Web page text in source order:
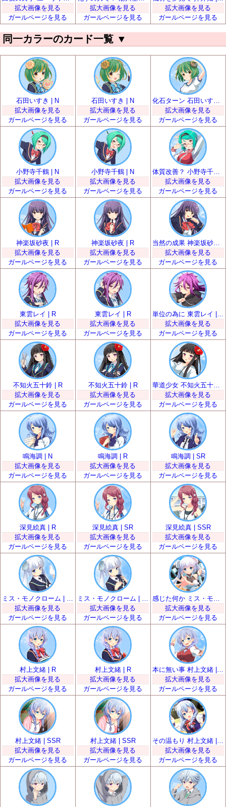
拡大画像を見る
ガールページを見る
拡大画像を見る
ガールページを見る
拡大画像を見る
ガールページを見る
同一カラーのカード一覧 ▼
石田いすき | N
拡大画像を見る
ガールページを見る
石田いすき | N
拡大画像を見る
ガールページを見る
拡大画像を見る
ガールページを見る
小野寺千鶴 | N
拡大画像を見る
ガールページを見る
小野寺千鶴 | N
拡大画像を見る
ガールページを見る
体質改善？ 小野寺千鶴 | R
拡大画像を見る
ガールページを見る
神楽坂砂夜 | R
拡大画像を見る
ガールページを見る
神楽坂砂夜 | R
拡大画像を見る
ガールページを見る
当然の成果 神楽坂砂夜 | SR
拡大画像を見る
ガールページを見る
東雲レイ | R
拡大画像を見る
ガールページを見る
東雲レイ | R
拡大画像を見る
ガールページを見る
拡大画像を見る
ガールページを見る
不知火五十鈴 | R
拡大画像を見る
ガールページを見る
不知火五十鈴 | R
拡大画像を見る
ガールページを見る
華道少女 不知火五十鈴 | SR
拡大画像を見る
ガールページを見る
鳴海調 | N
拡大画像を見る
ガールページを見る
鳴海調 | R
拡大画像を見る
ガールページを見る
鳴海調 | SR
拡大画像を見る
ガールページを見る
深見絵真 | R
拡大画像を見る
ガールページを見る
深見絵真 | SR
拡大画像を見る
ガールページを見る
深見絵真 | SSR
拡大画像を見る
ガールページを見る
拡大画像を見る
ガールページを見る
拡大画像を見る
ガールページを見る
拡大画像を見る
ガールページを見る
村上文緒 | R
拡大画像を見る
ガールページを見る
村上文緒 | R
拡大画像を見る
ガールページを見る
拡大画像を見る
ガールページを見る
村上文緒 | SSR
拡大画像を見る
ガールページを見る
村上文緒 | SSR
拡大画像を見る
ガールページを見る
拡大画像を見る
ガールページを見る